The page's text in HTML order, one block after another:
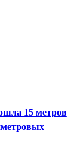
15 метров